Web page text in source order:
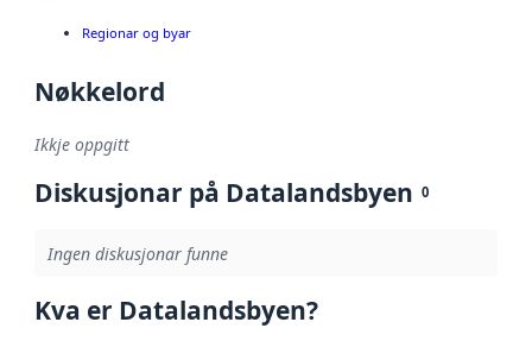
Regionar og byar
Nøkkelord
Ikkje oppgitt
Diskusjonar på Datalandsbyen 0
Ingen diskusjonar funne
Kva er Datalandsbyen?